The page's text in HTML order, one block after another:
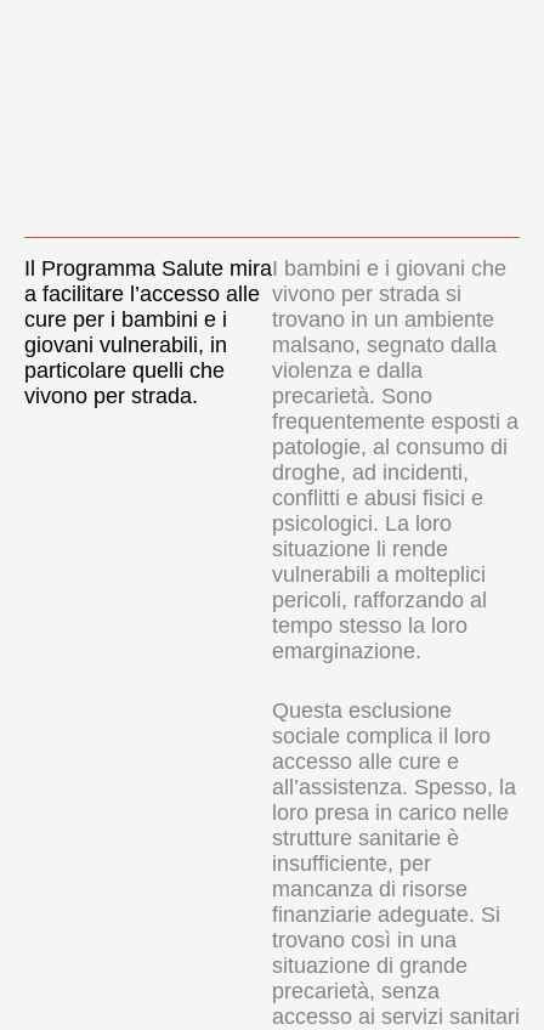
Il Programma Salute mira
a facilitare l’accesso alle
cure per i bambini e i
giovani vulnerabili, in
particolare quelli che
vivono per strada.
I bambini e i giovani che
vivono per strada si
trovano in un ambiente
malsano, segnato dalla
violenza e dalla
precarietà. Sono
frequentemente esposti a
patologie, al consumo di
droghe, ad incidenti,
conflitti e abusi fisici e
psicologici. La loro
situazione li rende
vulnerabili a molteplici
pericoli, rafforzando al
tempo stesso la loro
emarginazione.
Questa esclusione
sociale complica il loro
accesso alle cure e
all’assistenza. Spesso, la
loro presa in carico nelle
strutture sanitarie è
insufficiente, per
mancanza di risorse
finanziarie adeguate. Si
trovano così in una
situazione di grande
precarietà, senza
accesso ai servizi sanitari